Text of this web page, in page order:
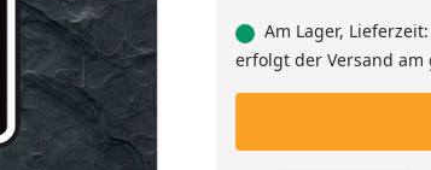
Am Lager,
erfolgt der Versand am